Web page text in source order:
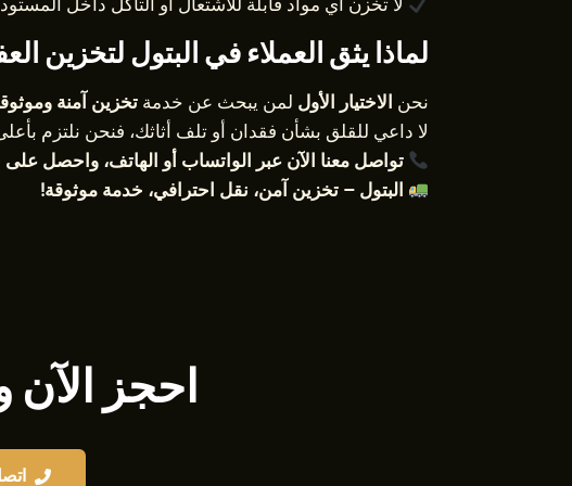
لا تخزن أي مواد قابلة للاشتعال أو التآكل داخل
لماذا يثق العملاء في البتول لتخزين
نحن الاختيار الأول لمن يبحث عن خدمة تخزين آمنة
لا داعي للقلق بشأن فقدان أو تلف أثاثك، فنحن نلتزم
تواصل معنا الآن عبر الواتساب أو الهاتف، واحصل على خصم 50% على
البتول – تخزين آمن، نقل احترافي، خدمة موثوقة!
احجز